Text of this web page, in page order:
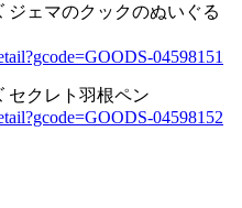
ジェマのクックのぬいぐる
04598151
セクレト羽根ペン
04598152